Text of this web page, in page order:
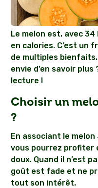
Le melon est, avec
en calories. C’est un
de multiples
envie d’en savoir
lecture !
Choisir un
?
En associant le
vous pourrez profiter
doux. Quand il n’est
goût est fade et ne
tout son intérêt.